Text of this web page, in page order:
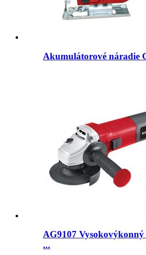
Akumulátorové náradie
AG9107
...